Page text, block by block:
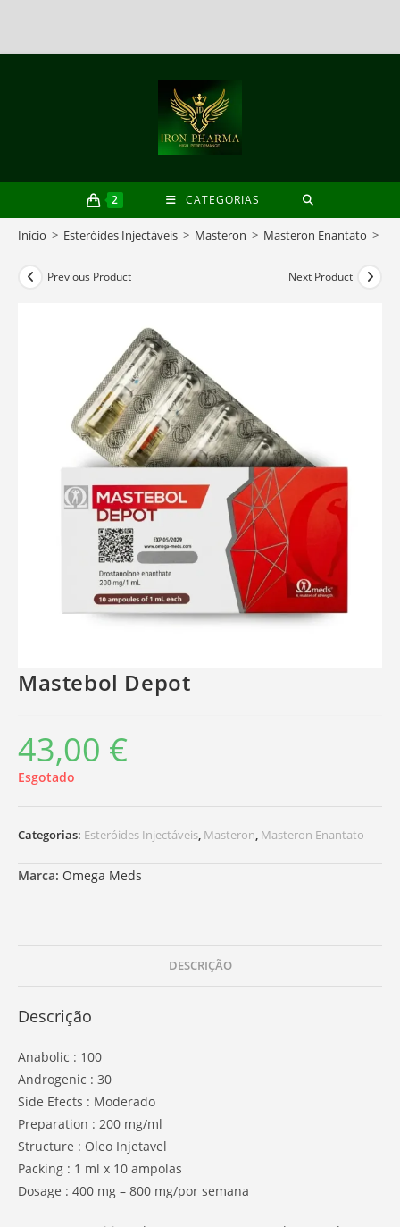
2 CATEGORIAS
Início > Esteróides Injectáveis > Masteron > Masteron Enantato >
Previous Product Next Product
Mastebol Depot
43,00 €
Esgotado
Categorias: Esteróides Injectáveis, Masteron, Masteron Enantato
Marca: Omega Meds
DESCRIÇÃO
Descrição
Anabolic : 100
Androgenic : 30
Side Efects : Moderado
Preparation : 200 mg/ml
Structure : Oleo Injetavel
Packing : 1 ml x 10 ampolas
Dosage : 400 mg – 800 mg/por semana